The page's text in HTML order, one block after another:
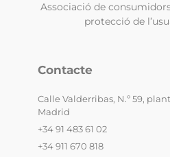
Associació de
protecció de
Contacte
Calle Valderribas, N.º 59,
Madrid
+34 91 483 61 02
+34 911 670 818